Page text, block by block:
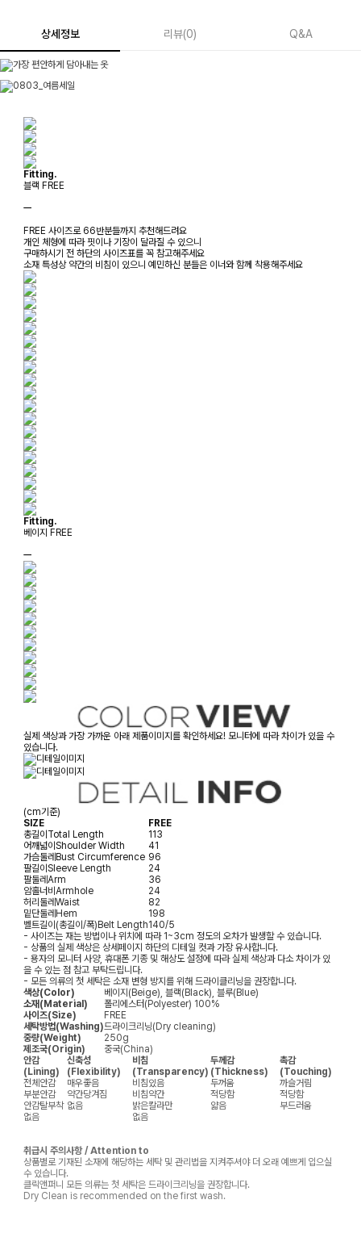
상세정보 리뷰(0) Q&A
Fitting.
블랙 FREE
ㅡ
FREE 사이즈로 66반분들까지 추천해드려요
개인 체형에 따라 핏이나 기장이 달라질 수 있으니
구매하시기 전 하단의 사이즈표를 꼭 참고해주세요
소재 특성상 약간의 비침이 있으니 예민하신 분들은 이너와 함께 착용해주세요
Fitting.
베이지 FREE
ㅡ
실제 색상과 가장 가까운 아래 제품이미지를 확인하세요! 모니터에 따라 차이가 있을 수
있습니다.
(cm기준)
SIZE
FREE
총길이Total Length
113
어깨넓이Shoulder Width
41
가슴둘레Bust Circumference 96
팔길이Sleeve Length
24
팔둘레Arm
36
암홀너비Armhole
24
허리둘레Waist
82
밑단둘레Hem
198
벨트길이(총길이/폭)Belt Length140/5
- 사이즈는 재는 방법이나 위치에 따라 1~3cm 정도의 오차가 발생할 수 있습니다.
- 상품의 실제 색상은 상세페이지 하단의 디테일 컷과 가장 유사합니다.
- 용자의 모니터 사양, 휴대폰 기종 및 해상도 설정에 따라 실제 색상과 다소 차이가 있
을 수 있는 점 참고 부탁드립니다.
- 모든 의류의 첫 세탁은 소재 변형 방지를 위해 드라이클리닝을 권장합니다.
색상(Color)
베이지(Beige), 블랙(Black), 블루(Blue)
소재(Material)
폴리에스터(Polyester) 100%
사이즈(Size)
FREE
세탁방법(Washing)드라이크리닝(Dry cleaning)
중량(Weight)
250g
제조국(Origin)
중국(China)
안감
(Lining)
신축성
(Flexibility)
비침
(Transparency)
두께감
(Thickness)
촉감
(Touching)
전체안감
매우좋음 비침있음 두꺼움
까슬거림
부분안감
약간당겨짐 비침약간 적당함
적당함
안감탈부착 없음 밝은칼라만 얇음
부드러움
없음
없음
취급시 주의사항 / Attention to
상품별로 기재된 소재에 해당하는 세탁 및 관리법을 지켜주셔야 더 오래 예쁘게 입으실
수 있습니다.
클릭앤퍼니 모든 의류는 첫 세탁은 드라이크리닝을 권장합니다.
Dry Clean is recommended on the first wash.